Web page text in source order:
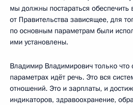
мы должны постараться обеспечить
от Правительства зависящее, для
по основным параметрам были
ими установлены.
Владимир Владимирович только что
параметрах идёт речь. Это вся
отношений. Это и зарплаты, и
индикаторов, здравоохранение,